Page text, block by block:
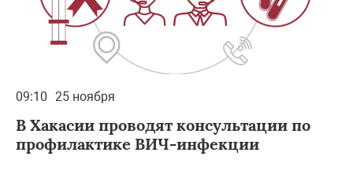
09:10 25 ноября
В Хакасии проводят консультации по
профилактике ВИЧ-инфекции